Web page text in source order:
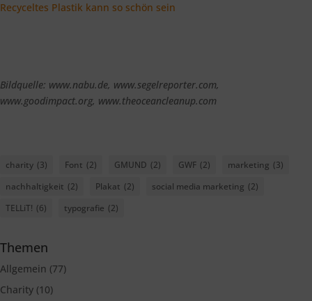
Recyceltes Plastik kann so schön sein
Bildquelle: www.nabu.de, www.segelreporter.com,
www.goodimpact.org, www.theoceancleanup.com
charity (3) Font (2) GMUND (2) GWF (2) marketing (3)
nachhaltigkeit (2) Plakat (2) social media marketing (2)
TELLiT! (6) typografie (2)
Themen
Allgemein (77)
Charity (10)